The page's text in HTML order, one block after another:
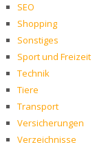
SEO
Shopping
Sonstiges
Sport und Freizeit
Technik
Tiere
Transport
Versicherungen
Verzeichnisse